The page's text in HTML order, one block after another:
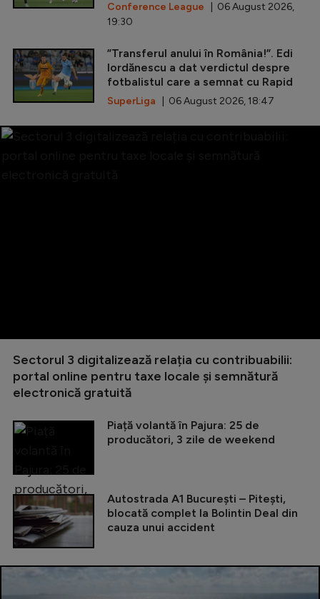
Conference League | 06 August 2026,
19:30
”Transferul anului în România!”. Edi
Iordănescu a dat verdictul despre
fotbalistul care a semnat cu Rapid
SuperLiga | 06 August 2026, 18:47
Sectorul 3 digitalizează relația cu contribuabilii:
portal online pentru taxe locale și semnătură
electronică gratuită
Piață volantă în Pajura: 25 de
producători, 3 zile de weekend
Autostrada A1 București – Pitești,
blocată complet la Bolintin Deal din
cauza unui accident